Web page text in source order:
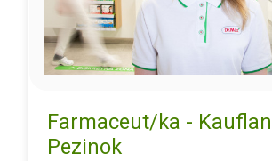
Farmaceut/ka -
Pezinok